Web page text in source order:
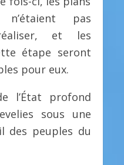
n’étaient pas
et les
étape seront
pour eux.
l’État profond
sous une
des peuples du